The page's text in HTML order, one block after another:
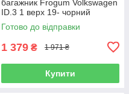
багажник Frogum Volkswagen
ID.3 1 верх 19- чорний
Фольксваген Айди3
Готово до відправки
1 379 ₴ 1 971 ₴
Купити